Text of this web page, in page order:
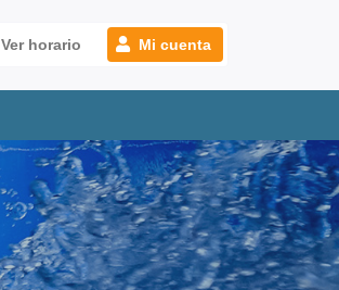
Ver horario Mi cuenta